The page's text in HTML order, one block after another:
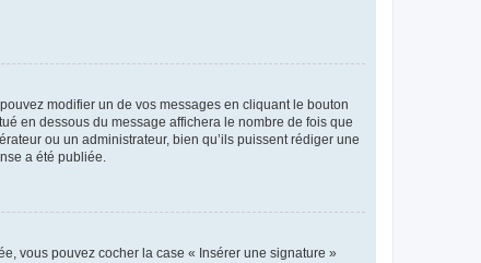
modifier un de vos messages en cliquant le bouton
en dessous du message affichera le nombre de fois que
ou un administrateur, bien qu’ils puissent rédiger une
a été publiée.
vous pouvez cocher la case « Insérer une signature »